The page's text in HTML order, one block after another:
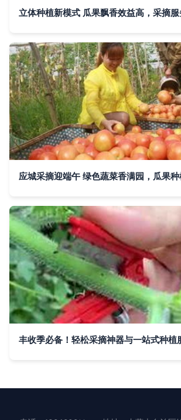
立体种植新模式 瓜果飘香效益高，采摘
应城采摘迎端午 绿色蔬菜香满园，瓜果